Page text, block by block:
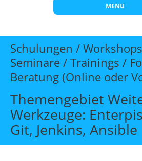
MENU
Start
Themen
Beratung
Individuelle Schulungen
Offene Seminare
Wissen
Über uns
Schulungen /
Seminare / Trainings /
Beratung (Online oder
Themengebiet
Werkzeuge:
Git, Jenkins, Ansible